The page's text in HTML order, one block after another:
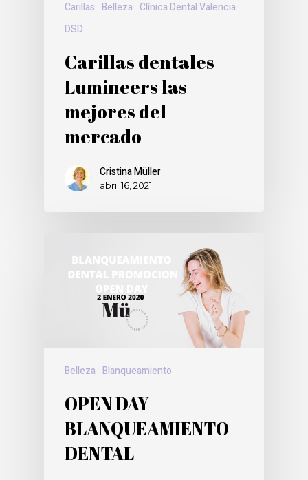
Carillas Belleza Clínica Dental Valencia
DSD
Carillas dentales
Lumineers las
mejores del
mercado
Cristina Müller
abril 16, 2021
Belleza Blanqueamiento
OPEN DAY
BLANQUEAMIENTO
DENTAL